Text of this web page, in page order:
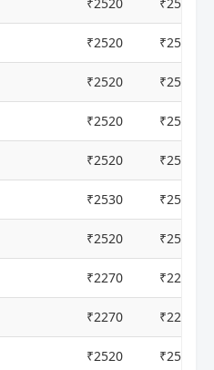
₹2520 ₹2500
₹2520 ₹2500
₹2520 ₹2500
₹2520 ₹2500
₹2530 ₹2510
₹2520 ₹2500
₹2270 ₹2250
₹2270 ₹2250
₹2520 ₹2500